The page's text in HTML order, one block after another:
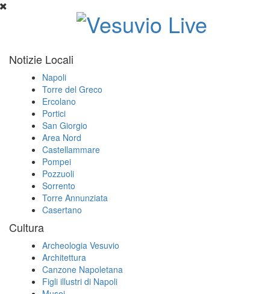
Notizie Locali
Napoli
Torre del Greco
Ercolano
Portici
San Giorgio
Area Nord
Castellammare
Pompei
Pozzuoli
Sorrento
Torre Annunziata
Casertano
Cultura
Archeologia Vesuvio
Architettura
Canzone Napoletana
Figli illustri di Napoli